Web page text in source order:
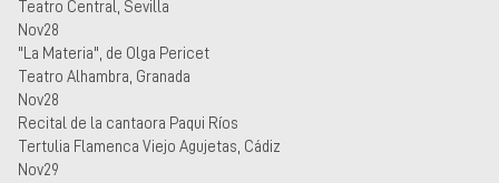
Teatro Central, Sevilla
Nov28
"La Materia", de Olga Pericet
Teatro Alhambra, Granada
Nov28
Recital de la cantaora Paqui Ríos
Tertulia Flamenca Viejo Agujetas, Cádiz
Nov29